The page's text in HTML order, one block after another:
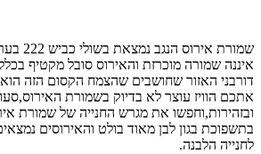
איננה שמורה מוכרזת והאירוס סובל מקטיף
דורבני האזור שחושבים שהצמח הקסום הזה
אתכם הוויז עוצר לא בדיוק בשמורת
ובזהירות,וחפשו את מגרש החנייה של שמורת
בתשפוכת בגון לבן מאוד בולט והאירוסים
לחנייה הלבנה.